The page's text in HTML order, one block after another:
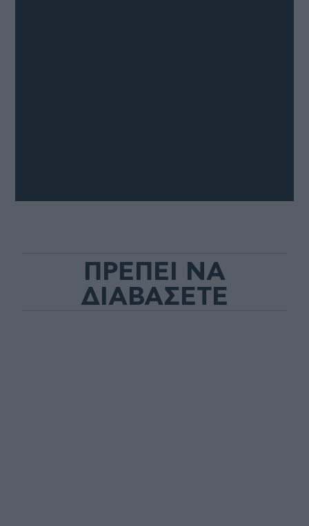
ΠΡΕΠΕΙ ΝΑ
ΔΙΑΒΑΣΕΤΕ